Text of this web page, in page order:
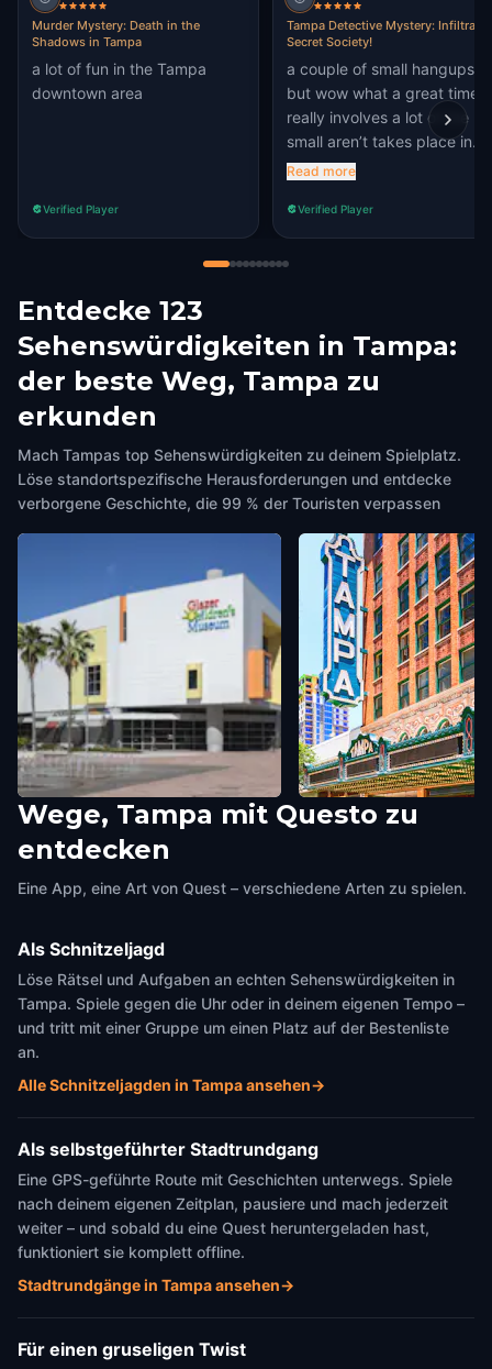
Murder Mystery: Death in the
Shadows in Tampa
a lot of fun in the Tampa
downtown area
Verified Player
Tampa Detective Mystery: Infiltrate
Secret Society!
a couple of small hangups,
but wow what a great time!
really involves a lot of the
small aren’t takes place in
and is very up to date! look
bidding in plain sight as a
business sign, a piece of art,
simple graffiti and even well
Read more
Verified Player
Entdecke 123
Sehenswürdigkeiten in Tampa:
der beste Weg, Tampa zu
erkunden
Mach Tampas top Sehenswürdigkeiten zu deinem Spielplatz.
Löse standortspezifische Herausforderungen und entdecke
verborgene Geschichte, die 99 % der Touristen verpassen
Glazer Children's Museum
Tampa, United States of America
Tampa Theatre
Wege, Tampa mit Questo zu
entdecken
Eine App, eine Art von Quest – verschiedene Arten zu spielen.
Als Schnitzeljagd
Löse Rätsel und Aufgaben an echten Sehenswürdigkeiten in
Tampa. Spiele gegen die Uhr oder in deinem eigenen Tempo –
und tritt mit einer Gruppe um einen Platz auf der Bestenliste
an.
Alle Schnitzeljagden in Tampa ansehen→
Als selbstgeführter Stadtrundgang
Eine GPS-geführte Route mit Geschichten unterwegs. Spiele
nach deinem eigenen Zeitplan, pausiere und mach jederzeit
weiter – und sobald du eine Quest heruntergeladen hast,
funktioniert sie komplett offline.
Stadtrundgänge in Tampa ansehen→
Für einen gruseligen Twist